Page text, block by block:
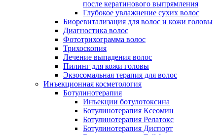
после кератинового выпрямления
Глубокое увлажнение сухих волос
Биоревитализация для волос и кожи головы
Диагностика волос
Фототрихограмма волос
Трихоскопия
Лечение выпадения волос
Пилинг для кожи головы
Экзосомальная терапия для волос
Инъекционная косметология
Ботулинотерапия
Инъекции ботулотоксина
Ботулинотерапия Ксеомин
Ботулинотерапия Релатокс
Ботулинотерапия Диспорт